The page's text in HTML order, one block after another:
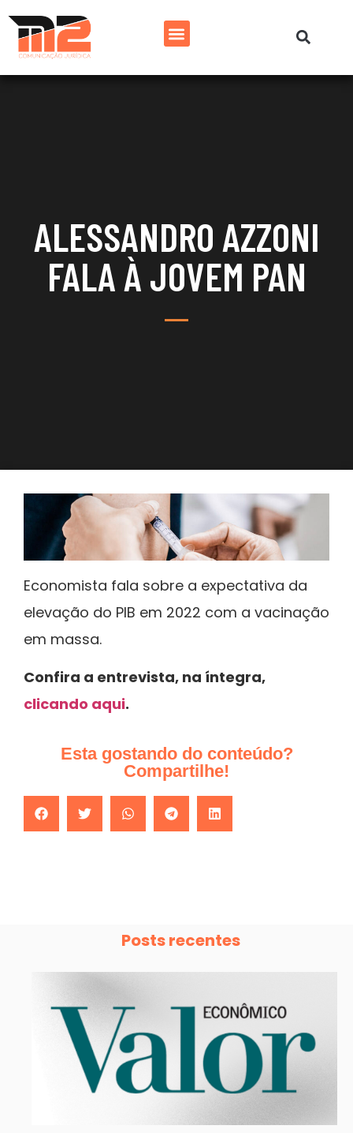
ALESSANDRO AZZONI
FALA À JOVEM PAN
Economista fala sobre a expectativa da
elevação do PIB em 2022 com a vacinação
em massa.
Confira a entrevista, na íntegra,
clicando aqui.
Esta gostando do conteúdo?
Compartilhe!
Posts recentes